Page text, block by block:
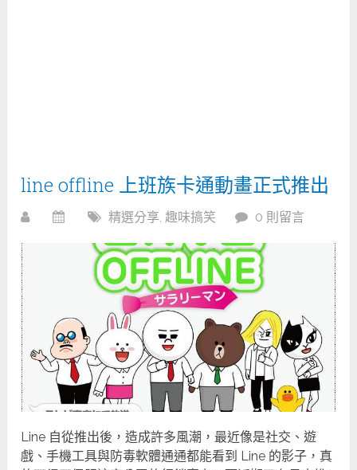
line offline 上班族卡通動畫正式推出
精選分享, 趣味搞笑 0 則留言
Line 自從推出後，造成許多風潮，最近像是社交、遊
戲、手機工具與防毒軟體通通都能看到 Line 的影子，真